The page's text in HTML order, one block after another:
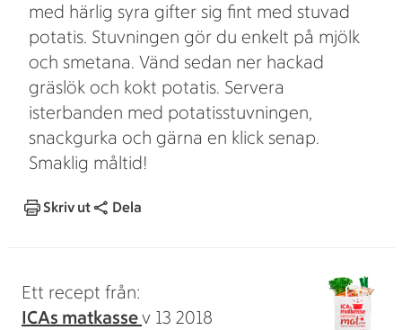
med härlig syra gifter sig fint med stuvad
potatis. Stuvningen gör du enkelt på mjölk
och smetana. Vänd sedan ner hackad
gräslök och kokt potatis. Servera
isterbanden med potatisstuvningen,
snackgurka och gärna en klick senap.
Smaklig måltid!
Skriv ut Dela
Ett recept från:
ICAs matkassev 13 2018